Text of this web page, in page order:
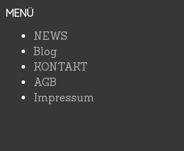
MENÜ
NEWS
Blog
KONTAKT
AGB
Impressum